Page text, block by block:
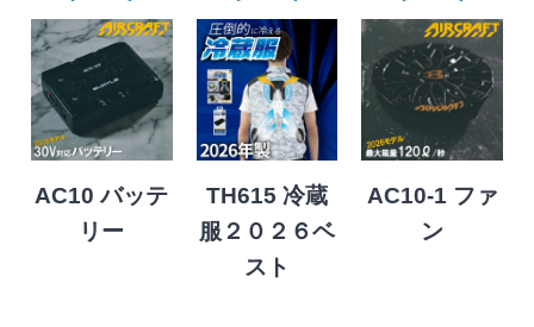
AC10 バッテ
リー
TH615 冷蔵
服２０２６ベ
スト
AC10-1 ファ
ン